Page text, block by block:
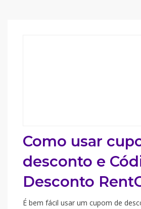
Como usar
desconto e
Desconto
É bem fácil usar um cupom de